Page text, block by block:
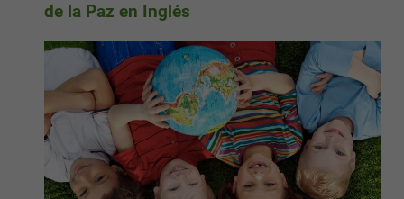
de la Paz en Inglés